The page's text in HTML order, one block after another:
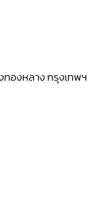
ทองหลาง กรุงเทพฯ